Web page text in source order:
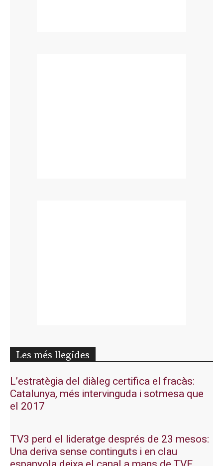
Les més llegides
L’estratègia del diàleg certifica el fracàs:
Catalunya, més intervinguda i sotmesa que
el 2017
TV3 perd el lideratge després de 23 mesos:
Una deriva sense continguts i en clau